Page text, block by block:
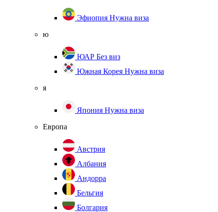
Эфиопия Нужна виза
ю
ЮАР Без виз
Южная Корея Нужна виза
я
Япония Нужна виза
Европа
Австрия
Албания
Андорра
Бельгия
Болгария